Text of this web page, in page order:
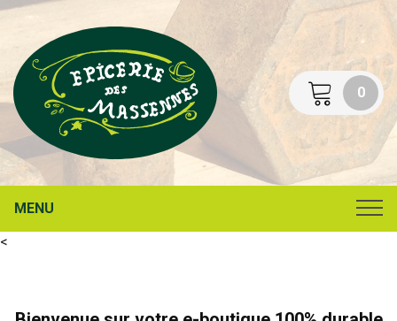
0
MENU
<